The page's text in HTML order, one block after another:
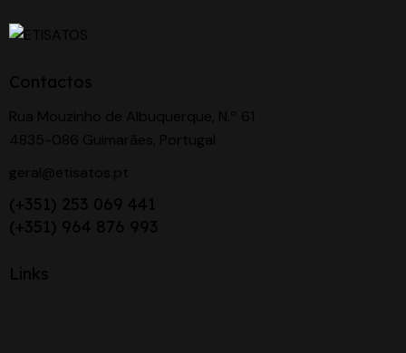
Contactos
Rua Mouzinho de Albuquerque, N.º 61
4835-086 Guimarães, Portugal
geral@etisatos.pt
(+351) 253 069 441
(+351) 964 876 993
Links